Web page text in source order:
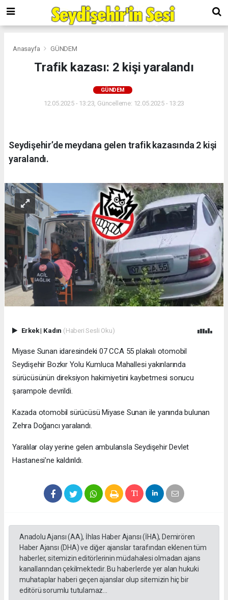
Anasayfa GÜNDEM
Trafik kazası: 2 kişi yaralandı
GÜNDEM
12.05.2025 - 13:23, Güncelleme: 12.05.2025 - 13:23
Seydişehir’de meydana gelen trafik kazasında 2 kişi
yaralandı.
Erkek| Kadın (Haberi Sesli Oku)
Miyase Sunan idaresindeki 07 CCA 55 plakalı otomobil
Seydişehir Bozkır Yolu Kumluca Mahallesi yakınlarında
sürücüsünün direksiyon hakimiyetini kaybetmesi sonucu
şarampole devrildi.
Kazada otomobil sürücüsü Miyase Sunan ile yanında bulunan
Zehra Doğancı yaralandı.
Yaralılar olay yerine gelen ambulansla Seydişehir Devlet
Hastanesi’ne kaldırıldı.
Anadolu Ajansı (AA), İhlas Haber Ajansı (İHA), Demirören
Haber Ajansı (DHA) ve diğer ajanslar tarafından eklenen tüm
haberler, sitemizin editörlerinin müdahalesi olmadan ajans
kanallarından çekilmektedir. Bu haberlerde yer alan hukuki
muhataplar haberi geçen ajanslar olup sitemizin hiç bir
editörü sorumlu tutulamaz...